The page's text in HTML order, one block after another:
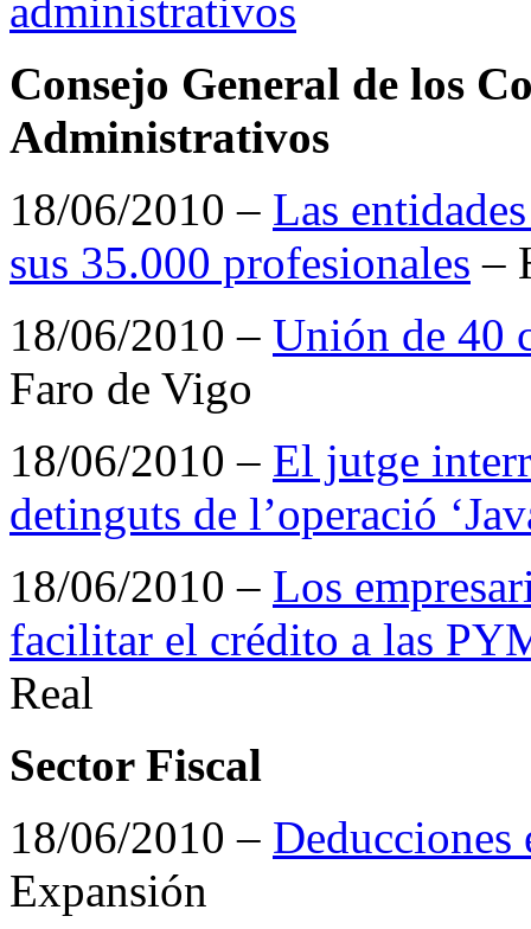
Consejo General de los
Administrativos
18/06/2010 – Las
sus 35.000 profesionales –
18/06/2010 – Unión de 40
Faro de Vigo
18/06/2010 – El jutge
detinguts de l’operació
18/06/2010 – Los
facilitar el crédito a las
Real
Sector Fiscal
18/06/2010 – Deducciones
Expansión